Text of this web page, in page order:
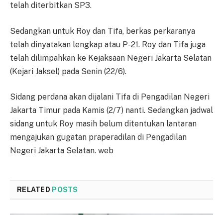
telah diterbitkan SP3.
Sedangkan untuk Roy dan Tifa, berkas perkaranya
telah dinyatakan lengkap atau P-21. Roy dan Tifa juga
telah dilimpahkan ke Kejaksaan Negeri Jakarta Selatan
(Kejari Jaksel) pada Senin (22/6).
Sidang perdana akan dijalani Tifa di Pengadilan Negeri
Jakarta Timur pada Kamis (2/7) nanti. Sedangkan jadwal
sidang untuk Roy masih belum ditentukan lantaran
mengajukan gugatan praperadilan di Pengadilan
Negeri Jakarta Selatan. web
RELATED POSTS